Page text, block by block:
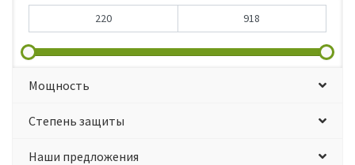
Мощность
Степень защиты
Наши предложения